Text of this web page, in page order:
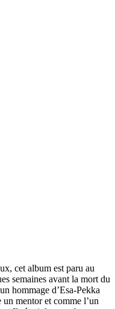
cet album est paru au
semaines avant la mort du
hommage d’Esa-Pekka
mentor et comme l’un